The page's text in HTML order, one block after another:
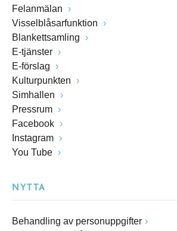
Felanmälan
Visselblåsarfunktion
Blankettsamling
E-tjänster
E-förslag
Kulturpunkten
Simhallen
Pressrum
Facebook
Instagram
You Tube
NYTTA
Behandling av personuppgifter